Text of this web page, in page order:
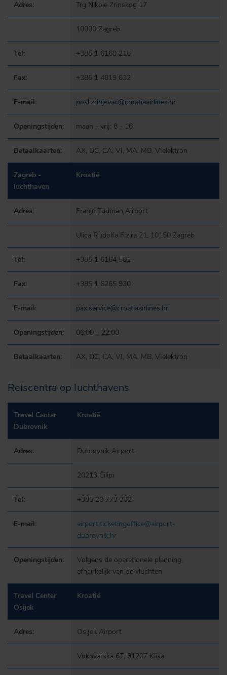
Adres:
Tel:
Fax:
E-mail:
Openingstijden:
Betaalkaarten:
Zagreb -
luchthaven
Adres:
Tel:
Fax:
E-mail:
Openingstijden:
Betaalkaarten:
Trg Nikole Zrinskog 17
10000 Zagreb
+385 1 6160 215
+385 1 4819 632
posl.zrinjevac@croatiaairlines.hr
maan - vrij: 8 - 16
AX, DC, CA, VI, MA, MB, VIelektron
Kroatië
Franjo Tuđman Airport
Ulica Rudolfa Fizira 21, 10150 Zagreb
+385 1 6164 581
+385 1 6265 930
pax.service@croatiaairlines.hr
06:00 – 22:00
AX, DC, CA, VI, MA, MB, VIelektron
Reiscentra op luchthavens
Travel Center
Dubrovnik
Adres:
Tel:
E-mail:
Openingstijden:
Travel Center
Osijek
Adres:
Kroatië
Dubrovnik Airport
20213 Čilipi
+385 20 773 332
airport.ticketingoffice@airport-
dubrovnik.hr
Volgens de operationele planning,
afhankelijk van de vluchten
Kroatië
Osijek Airport
Vukovarska 67, 31207 Klisa